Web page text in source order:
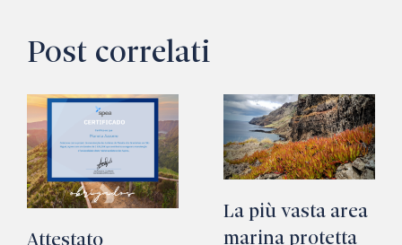
Post correlati
Attestato
La più vasta area
marina protetta